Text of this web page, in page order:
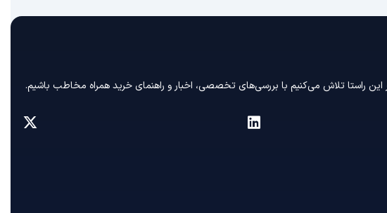
راستا تلاش می‌کنیم با بررسی‌های تخصصی، اخبار و راهنمای خرید همراه مخاطب باشیم.